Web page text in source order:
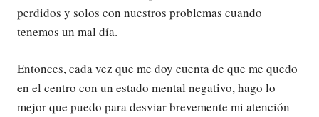
perdidos y solos con nuestros problemas cuando
tenemos un mal día.
Entonces, cada vez que me doy cuenta de que me quedo
en el centro con un estado mental negativo, hago lo
mejor que puedo para desviar brevemente mi atención